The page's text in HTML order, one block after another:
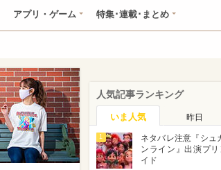
アプリ・ゲーム 特集･連載･まとめ
人気記事ランキング
いま人気 昨日
1
ネタバレ注意『シュ
ンライン』出演プ
イド